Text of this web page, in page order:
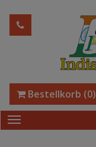
Bestellkorb (0)